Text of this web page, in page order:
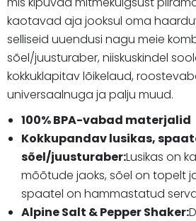
kaotavad aja jooksul oma
selliseid uuendusi nagu meie
sõel/juusturaber, niiskuskindel
kokkuklapitav lõikelaud,
universaalnuga ja palju muud.
100% BPA-vabad materjalid
Kokkupandav lusikas,
sõel/juusturaber:Lusikas on
mõõtude jaoks, sõel on topelt
spaatel on hammastatud
Alpine Salt & Pepper Shaker: